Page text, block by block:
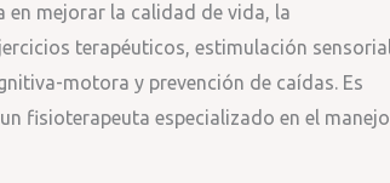
en mejorar la calidad de vida, la
terapéuticos, estimulación
motora y prevención de caídas. Es
fisioterapeuta especializado en el manejo